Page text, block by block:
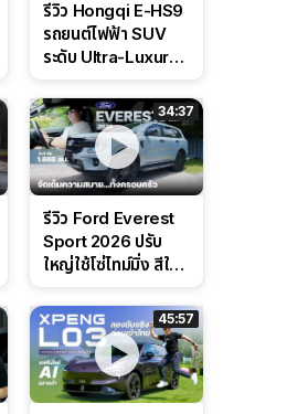
รีวิว Hongqi E-HS9
รถยนต์ไฟฟ้า SUV
ระดับ Ultra-Luxury
CDC นุ่มหนึบเหนือ
ระดับ
34:37
รีวิว Ford Everest
Sport 2026 ปรับ
ใหญ่ใช้โซ่ไทม์มิ่ง สีใหม่
ดุดันสไตล์ครอบครัว
สายลุย
45:57